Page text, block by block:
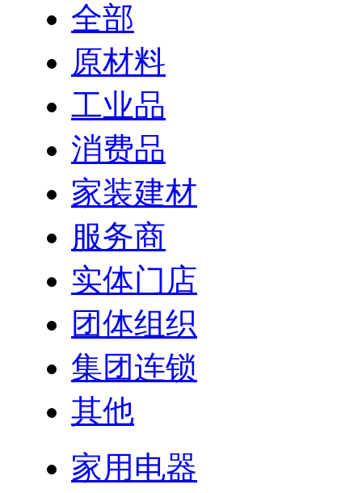
全部
原材料
工业品
消费品
家装建材
服务商
实体门店
团体组织
集团连锁
其他
家用电器